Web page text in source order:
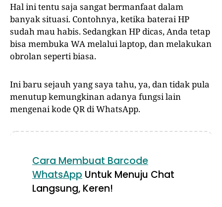
Hal ini tentu saja sangat bermanfaat dalam
banyak situasi. Contohnya, ketika baterai HP
sudah mau habis. Sedangkan HP dicas, Anda tetap
bisa membuka WA melalui laptop, dan melakukan
obrolan seperti biasa.
Ini baru sejauh yang saya tahu, ya, dan tidak pula
menutup kemungkinan adanya fungsi lain
mengenai kode QR di WhatsApp.
Cara Membuat Barcode
WhatsApp Untuk Menuju Chat
Langsung, Keren!